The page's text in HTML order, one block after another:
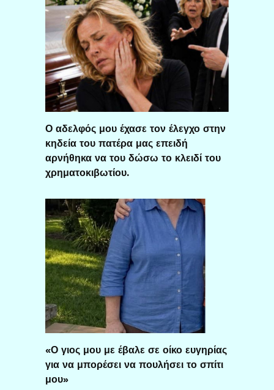
Ο αδελφός μου έχασε τον έλεγχο στην
κηδεία του πατέρα μας επειδή
αρνήθηκα να του δώσω το κλειδί του
χρηματοκιβωτίου.
«Ο γιος μου με έβαλε σε οίκο ευγηρίας
για να μπορέσει να πουλήσει το σπίτι
μου»